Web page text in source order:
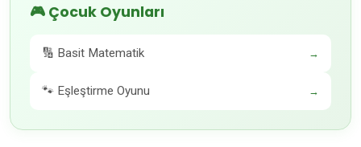
🎮 Çocuk Oyunları
🔢 Basit Matematik →
🐾 Eşleştirme Oyunu →